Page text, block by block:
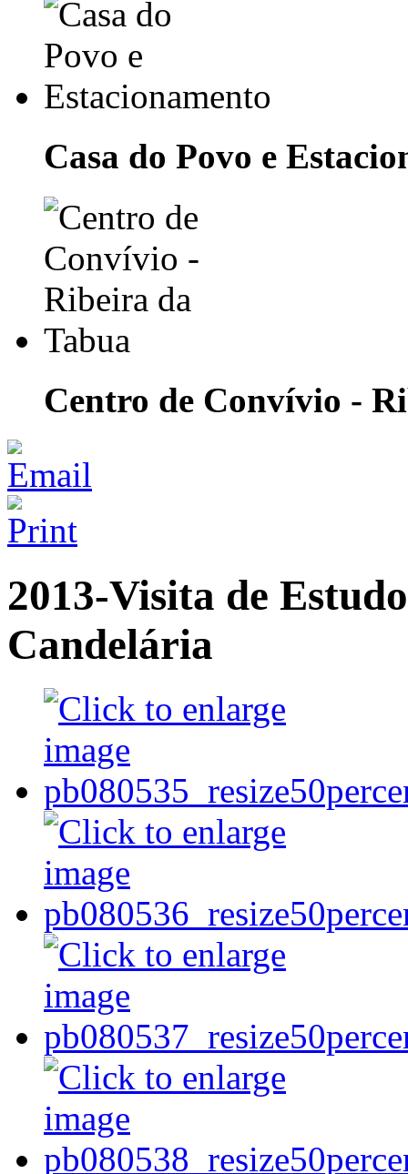
Casa do Povo e
Centro de Convívio -
2013-Visita de
Candelária